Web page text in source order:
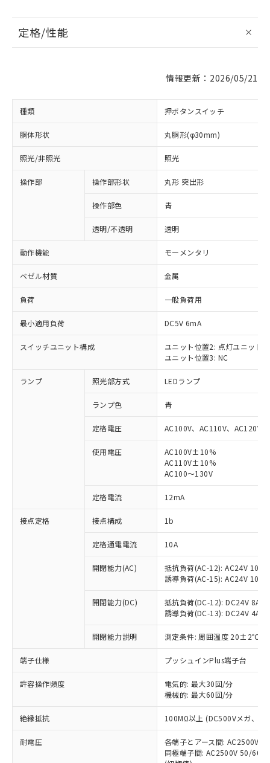
定格/性能
情報更新：2026/05/21
種類 押ボタンスイッチ
胴体形状 丸胴形(φ30mm)
照光/非照光 照光
操作部 操作部形状 丸形 突出形
操作部色 青
透明/不透明 透明
動作機能 モーメンタリ
ベゼル材質 金属
負荷 一般負荷用
最小適用負荷 DC5V 6mA
スイッチユニット構成
ユニット位置2: 点灯ユニット
ユニット位置3: NC
ランプ 照光部方式 LEDランプ
ランプ色 青
定格電圧 AC100V、AC110V、AC120V
使用電圧
AC100V±10%
AC110V±10%
AC100～130V
定格電流 12mA
接点定格 接点構成 1b
定格通電電流 10A
開閉能力(AC)
抵抗負荷(AC-12): AC24V 10A/
誘導負荷(AC-15): AC24V
開閉能力(DC)
抵抗負荷(DC-12): DC24V 8A/
誘導負荷(DC-13): DC24V 4A/
開閉能力説明 測定条件: 周囲温度 20±2℃、
端子仕様 プッシュインPlus端子台
許容操作頻度
電気的: 最大30回/分
機械的: 最大60回/分
絶縁抵抗 100MΩ以上 (DC500Vメガ、点
耐電圧
各端子とアース間: AC2500V
同極端子間: AC2500V 50/
ご利用条件
以下の条件をお読みいただき、同意のうえ
本サービスは、当社制御機器事業取扱
商品の当社在庫状況および標準価格
(税抜)を提供させていただくもので
当社制御機器事業取扱商品の中には、
ことをご了承ください。
在庫状況および標準価格照会結果は、
記載している更新日時点での社内デー
タに基づき作成されるものであり、閲
覧された時点での実際の在庫および標
準価格とは異なる場合があることをご
対応済み：EU RoHS指令（10物質）の
非含有に対応した製品が提供可能な商品で
す。
対応予定：EU RoHS指令（10物質）の非含
有に対応した製品に切り替える予定のある
対応予定なし：EU RoHS指令（10物質）の
非含有に非対応の商品で、対応品を出す予
調査・確認中：EU RoHS指令（10物質）の
非含有の対応状況を調査中または確認中の
非該当品：ライセンス料など無形物で、有
害物質有無と関係のない商品です。
仕入先様の事情により、非含有部品として
いたものが、含有品と判明した場合などや
むを得ず変更することがあります。
*EU RoHS指令（10物質）：
鉛(Pb) 1000ppm以下、 水銀(Hg) 1000ppm以下、 カド
六価クロム(Cr(Ⅵ)) 1000ppm以下、ポリ臭化ビフェニル
類(PBB) 1000ppm以下、ポリ臭化ジフェニルエーテル類
「○」：最大均質材料含有率が中国RoHSの
基準値以下であることを示します。
「×」：最大均質材料含有率が中国RoHSの
基準値を超えていることを示します。
「－」：未確認です。当社販売部門へお問
*中国RoHS10物質の基準値 (GB/T26572)：
Pb(鉛) :1000ppm、 Hg(水銀) : 1000ppm、 Cd(カドミウ
Cr(Ⅵ)(六価クロム) : 1000ppm、 PBBs(ポリ臭化ビフェ
当社は、これら貴社製品のうち、外国
為替および外国貿易法に定める商品
または国外への提供する場合は、日本
国政府の輸出許可(または役務取引許
可)を取得するなどの必要な手続きを